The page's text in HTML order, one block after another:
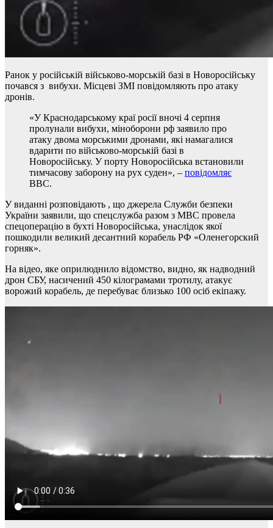
Ранок у російській військово-морській базі в Новоросійську
почався з вибухи. Місцеві ЗМІ повідомляють про атаку
дронів.
«У Краснодарському краї росії вночі 4 серпня
пролунали вибухи, міноборони рф заявило про
атаку двома морськими дронами, які намагалися
вдарити по військово-морській базі в
Новоросійську. У порту Новоросійська встановили
тимчасову заборону на рух суден», – повідомляє
BBC.
У виданні розповідають , що джерела Служби безпеки
України заявили, що спецслужба разом з МВС провела
спецоперацію в бухті Новоросійська, унаслідок якої
пошкодили великий десантний корабель РФ «Оленегорский
горняк».
На відео, яке оприлюднило відомство, видно, як надводний
дрон СБУ, насичений 450 кілограмами тротилу, атакує
ворожий корабель, де перебуває близько 100 осіб екіпажу.